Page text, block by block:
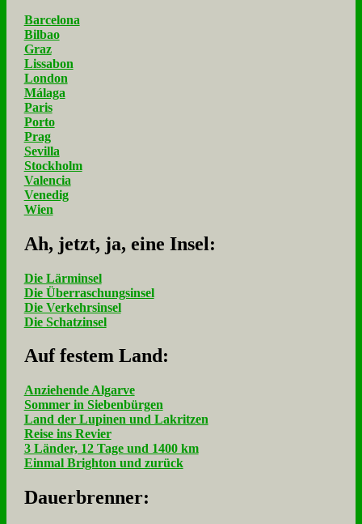
Barcelona
Bilbao
Graz
Lissabon
London
Málaga
Paris
Porto
Prag
Sevilla
Stockholm
Valencia
Venedig
Wien
Ah, jetzt, ja, ei­ne In­sel:
Die Lärminsel
Die Überraschungsinsel
Die Verkehrsinsel
Die Schatzinsel
Auf fe­stem Land:
Anziehende Algarve
Sommer in Siebenbürgen
Land der Lupinen und Lakritzen
Reise ins Revier
3 Länder, 12 Tage und 1400 km
Einmal Brighton und zurück
Dau­er­bren­ner: